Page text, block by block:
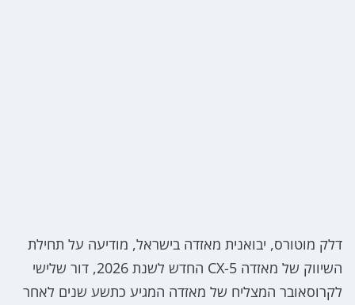
דלק מוטורס, יבואנית מאזדה בישראל, מודיעה על תחילת
השיווק של מאזדה CX-5 החדש לשנת 2026, דור שלישי
לקרוסאובר המצליח של מאזדה המגיע כתשע שנים לאחר